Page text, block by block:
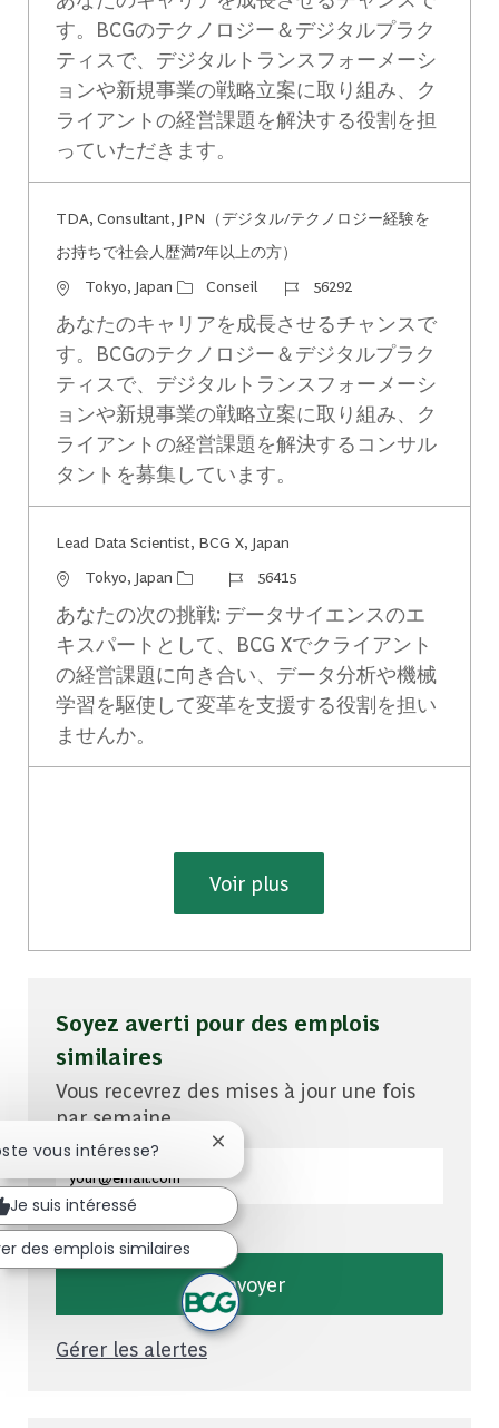
す。BCGのテクノロジー＆デジタルプラク
ティスで、デジタルトランスフォーメーシ
ョンや新規事業の戦略立案に取り組み、ク
ライアントの経営課題を解決する役割を担
っていただきます。
TDA, Consultant, JPN（デジタル/テクノロジー経験を
お持ちで社会人歴満7年以上の方）
Emplacement
Tokyo, Japan Catégorie
Conseil Identifiant du travail
56292
あなたのキャリアを成長させるチャンスで
す。BCGのテクノロジー＆デジタルプラク
ティスで、デジタルトランスフォーメーシ
ョンや新規事業の戦略立案に取り組み、ク
ライアントの経営課題を解決するコンサル
タントを募集しています。
Lead Data Scientist, BCG X, Japan
Emplacement
Tokyo, Japan Identifiant du travail
56415
あなたの次の挑戦: データサイエンスのエ
キスパートとして、BCG Xでクライアント
の経営課題に向き合い、データ分析や機械
学習を駆使して変革を支援する役割を担い
ませんか。
Voir plus
Soyez averti pour des emplois
similaires
Vous recevrez des mises à jour une fois
par semaine
Entrez l'adresse e-mail (obligatoire)
Envoyer
Gérer les alertes
vous intéresse? Fermer la notification du chatbot
Je suis intéressé
des emplois similaires